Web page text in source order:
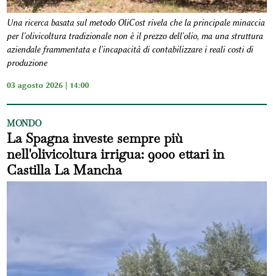
Una ricerca basata sul metodo OliCost rivela che la principale minaccia
per l'olivicoltura tradizionale non è il prezzo dell'olio, ma una struttura
aziendale frammentata e l'incapacità di contabilizzare i reali costi di
produzione
03 agosto 2026 | 14:00
MONDO
La Spagna investe sempre più
nell'olivicoltura irrigua: 9000 ettari in
Castilla La Mancha